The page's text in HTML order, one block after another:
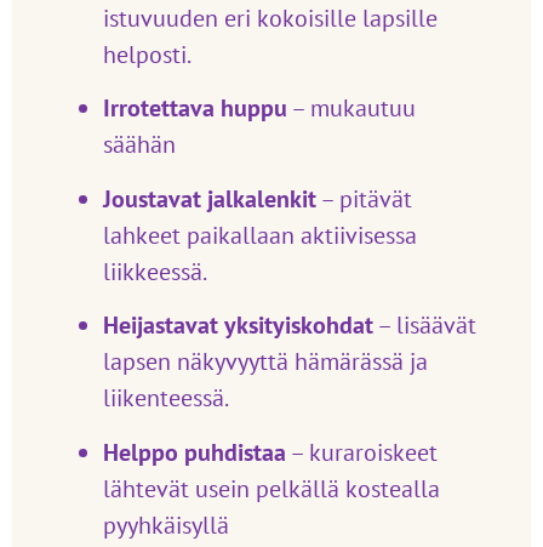
istuvuuden eri kokoisille lapsille
helposti.
Irrotettava huppu – mukautuu
säähän
Joustavat jalkalenkit– pitävät
lahkeet paikallaan aktiivisessa
liikkeessä.
Heijastavat yksityiskohdat– lisäävät
lapsen näkyvyyttä hämärässä ja
liikenteessä.
Helppo puhdistaa – kuraroiskeet
lähtevät usein pelkällä kostealla
pyyhkäisyllä